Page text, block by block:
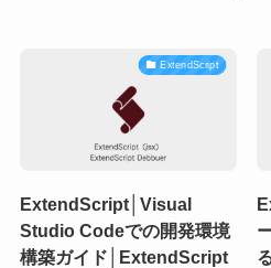
ExtendScript
ExtendScript│Visual
Studio Codeでの開発環境
構築ガイド│ExtendScript